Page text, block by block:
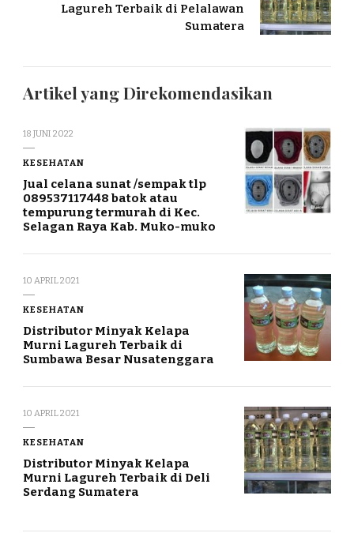
Lagureh Terbaik di Pelalawan
Sumatera
Artikel yang Direkomendasikan
18 JUNI 2022
KESEHATAN
Jual celana sunat /sempak tlp
089537117448 batok atau
tempurung termurah di Kec.
Selagan Raya Kab. Muko-muko
10 APRIL 2021
KESEHATAN
Distributor Minyak Kelapa
Murni Lagureh Terbaik di
Sumbawa Besar Nusatenggara
10 APRIL 2021
KESEHATAN
Distributor Minyak Kelapa
Murni Lagureh Terbaik di Deli
Serdang Sumatera